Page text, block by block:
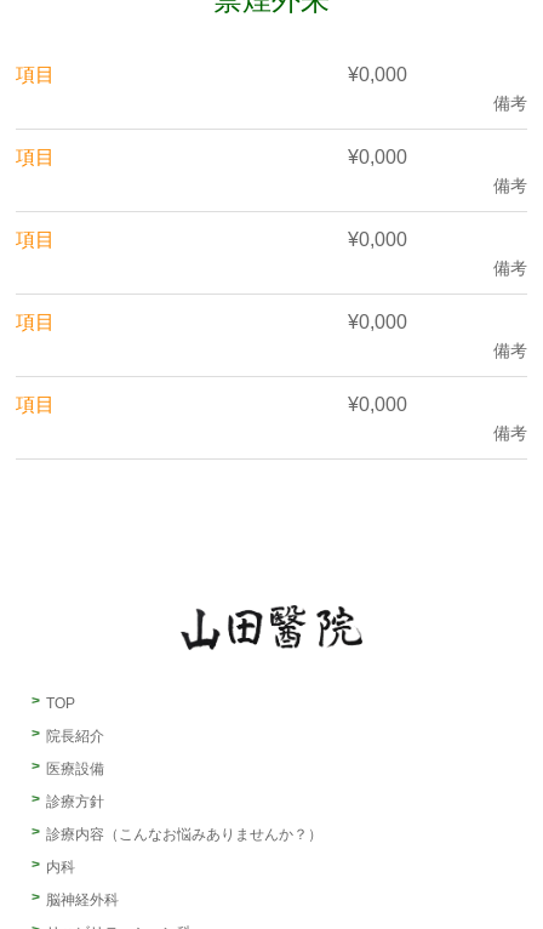
項目 ¥0,000
備考
項目 ¥0,000
備考
項目 ¥0,000
備考
項目 ¥0,000
備考
項目 ¥0,000
備考
TOP
院長紹介
医療設備
診療方針
診療内容（こんなお悩みありませんか？）
内科
脳神経外科